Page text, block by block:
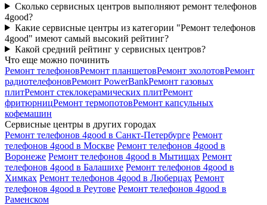
Сколько сервисных центров выполняют ремонт телефонов
4good?
Какие сервисные центры из категории "Ремонт телефонов
4good" имеют самый высокий рейтинг?
Какой средний рейтинг у сервисных центров?
Что еще можно починить
Ремонт телефоновРемонт планшетовРемонт эхолотовРемонт
радиотелефоновРемонт PowerBankРемонт газовых
плитРемонт стеклокерамических плитРемонт
фритюрницРемонт термопотовРемонт капсульных
кофемашин
Сервисные центры в других городах
Ремонт телефонов 4good в Санкт-Петербурге Ремонт
телефонов 4good в Москве Ремонт телефонов 4good в
Воронеже Ремонт телефонов 4good в Мытищах Ремонт
телефонов 4good в Балашихе Ремонт телефонов 4good в
Химках Ремонт телефонов 4good в Люберцах Ремонт
телефонов 4good в Реутове Ремонт телефонов 4good в
Раменском